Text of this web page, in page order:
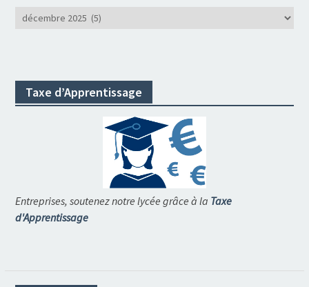
Archives
Taxe d’Apprentissage
Entreprises, soutenez notre lycée grâce à la Taxe
d'Apprentissage